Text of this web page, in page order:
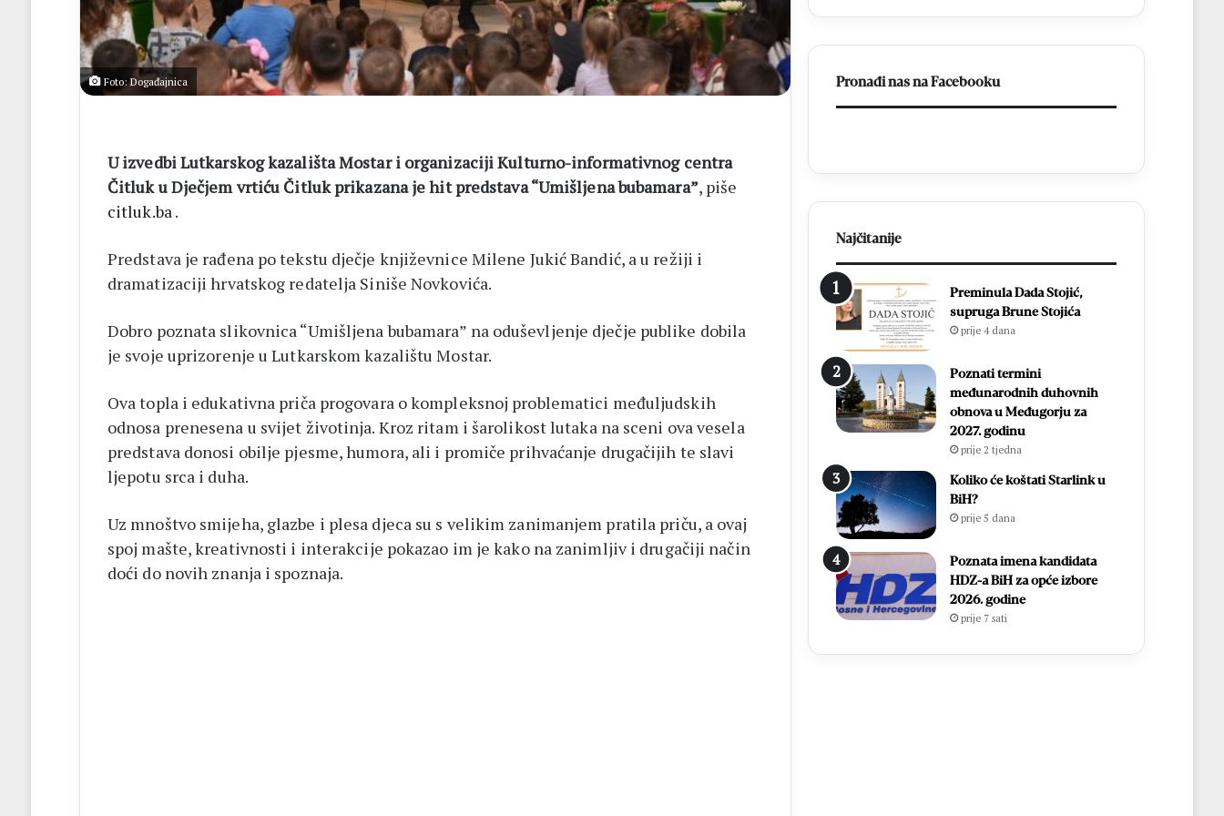
Foto: Događajnica
U izvedbi Lutkarskog kazališta Mostar i organizaciji Kulturno-informativnog centra
Čitluk u Dječjem vrtiću Čitluk prikazana je hit predstava “Umišljena bubamara”, piše
citluk.ba .
Predstava je rađena po tekstu dječje književnice Milene Jukić Bandić, a u režiji i
dramatizaciji hrvatskog redatelja Siniše Novkovića.
Dobro poznata slikovnica “Umišljena bubamara” na oduševljenje dječje publike dobila
je svoje uprizorenje u Lutkarskom kazalištu Mostar.
Ova topla i edukativna priča progovara o kompleksnoj problematici međuljudskih
odnosa prenesena u svijet životinja. Kroz ritam i šarolikost lutaka na sceni ova vesela
predstava donosi obilje pjesme, humora, ali i promiče prihvaćanje drugačijih te slavi
ljepotu srca i duha.
Uz mnoštvo smijeha, glazbe i plesa djeca su s velikim zanimanjem pratila priču, a ovaj
spoj mašte, kreativnosti i interakcije pokazao im je kako na zanimljiv i drugačiji način
doći do novih znanja i spoznaja.
14
biskupa
Pronađi nas na Facebooku
Najčitanije
Preminula Dada Stojić,
supruga Brune Stojića
prije 4 dana
Poznati termini
međunarodnih duhovnih
obnova u Međugorju za
2027. godinu
prije 2 tjedna
Koliko će koštati Starlink u
BiH?
prije 5 dana
Poznata imena kandidata
HDZ-a BiH za opće izbore
2026. godine
prije 7 sati